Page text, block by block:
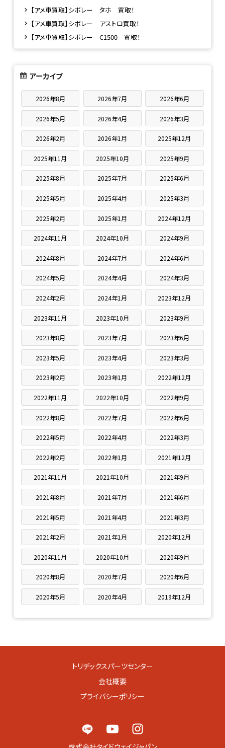
【アメ車買取】シボレー タホ 買取！
【アメ車買取】シボレー アストロ買取！
【アメ車買取】シボレー C1500 買取！
アーカイブ
2026年8月 2026年7月 2026年6月
2026年5月 2026年4月 2026年3月
2026年2月 2026年1月 2025年12月
2025年11月 2025年10月 2025年9月
2025年8月 2025年7月 2025年6月
2025年5月 2025年4月 2025年3月
2025年2月 2025年1月 2024年12月
2024年11月 2024年10月 2024年9月
2024年8月 2024年7月 2024年6月
2024年5月 2024年4月 2024年3月
2024年2月 2024年1月 2023年12月
2023年11月 2023年10月 2023年9月
2023年8月 2023年7月 2023年6月
2023年5月 2023年4月 2023年3月
2023年2月 2023年1月 2022年12月
2022年11月 2022年10月 2022年9月
2022年8月 2022年7月 2022年6月
2022年5月 2022年4月 2022年3月
2022年2月 2022年1月 2021年12月
2021年11月 2021年10月 2021年9月
2021年8月 2021年7月 2021年6月
2021年5月 2021年4月 2021年3月
2021年2月 2021年1月 2020年12月
2020年11月 2020年10月 2020年9月
2020年8月 2020年7月 2020年6月
2020年5月 2020年4月 2019年12月
トリデックスパーツセンター
会社概要
プライバシーポリシー